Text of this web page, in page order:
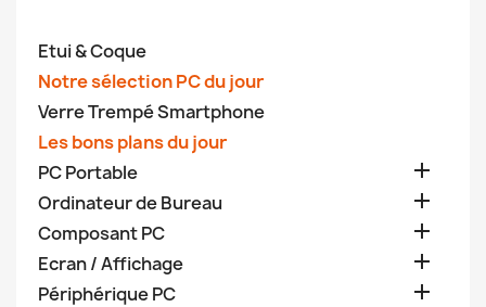
Etui & Coque
Notre sélection PC du jour
Verre Trempé Smartphone
Les bons plans du jour
PC Portable

Ordinateur de Bureau 
Composant PC 
Ecran / Affichage 
Périphérique PC 